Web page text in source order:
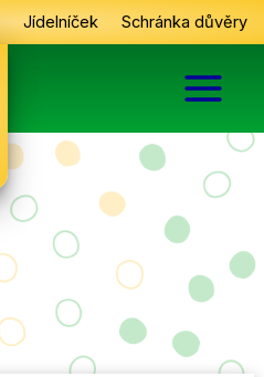
Jídelníček Schránka důvěry